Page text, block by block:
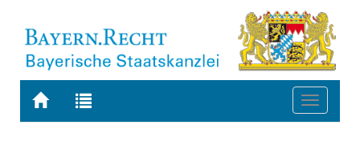
Zur
Zur
Toggle